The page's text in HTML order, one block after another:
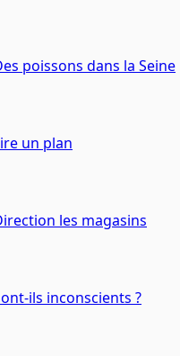
poissons dans la Seine
un plan
les magasins
ils inconscients ?